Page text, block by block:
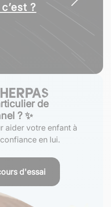
?
de
? ✨
aider votre enfant à
en lui.
d'essai